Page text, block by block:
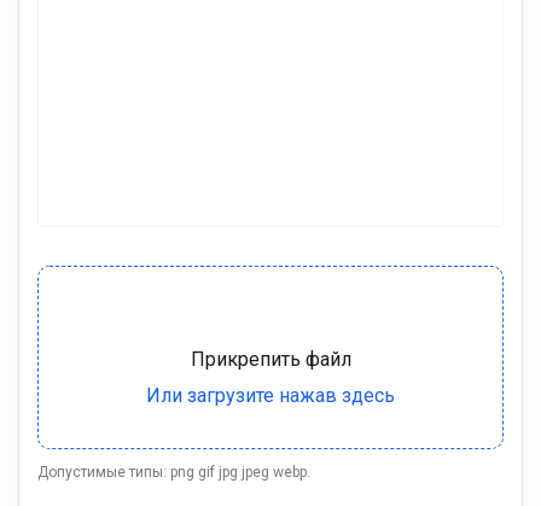
Допустимые типы: png gif jpg jpeg webp.